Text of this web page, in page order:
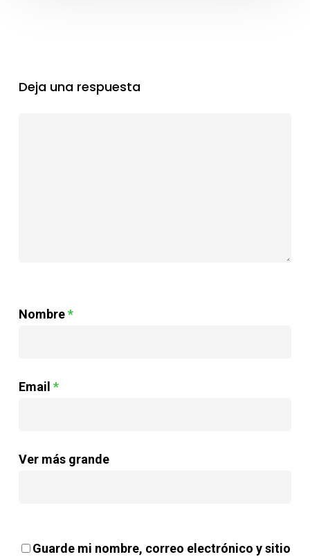
solares
Deja una respuesta
Nombre*
Email *
Ver más grande
Guarde mi nombre, correo electrónico y sitio